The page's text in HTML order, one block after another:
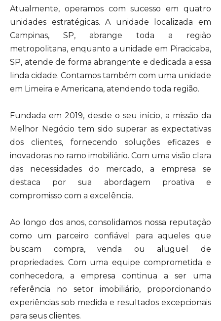
Atualmente, operamos com sucesso em quatro
unidades estratégicas. A unidade localizada em
Campinas, SP, abrange toda a região
metropolitana, enquanto a unidade em Piracicaba,
SP, atende de forma abrangente e dedicada a essa
linda cidade. Contamos também com uma unidade
em Limeira e Americana, atendendo toda região.
Fundada em 2019, desde o seu início, a missão da
Melhor Negócio tem sido superar as expectativas
dos clientes, fornecendo soluções eficazes e
inovadoras no ramo imobiliário. Com uma visão clara
das necessidades do mercado, a empresa se
destaca por sua abordagem proativa e
compromisso com a excelência.
Ao longo dos anos, consolidamos nossa reputação
como um parceiro confiável para aqueles que
buscam compra, venda ou aluguel de
propriedades. Com uma equipe comprometida e
conhecedora, a empresa continua a ser uma
referência no setor imobiliário, proporcionando
experiências sob medida e resultados excepcionais
para seus clientes.